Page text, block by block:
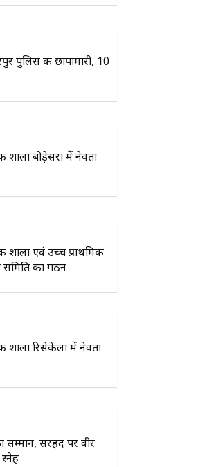
पुलिस की छापामारी, 10
शाला बोड़ेसरा में नेवता
शाला एवं उच्च प्राथमिक
समिति का गठन
शाला रिसेकेला में नेवता
सम्मान, सरहद पर वीर